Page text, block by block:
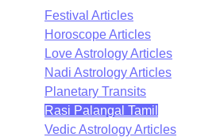
Festival Articles
Horoscope Articles
Love Astrology Articles
Nadi Astrology Articles
Planetary Transits
Rasi Palangal Tamil
Vedic Astrology Articles